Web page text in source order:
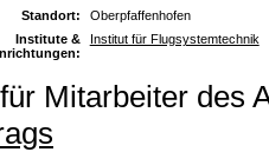
Standort:
Oberpfaffenhofen
Institute &
Institut für Flugsystemtechnik
Mitarbeiter des